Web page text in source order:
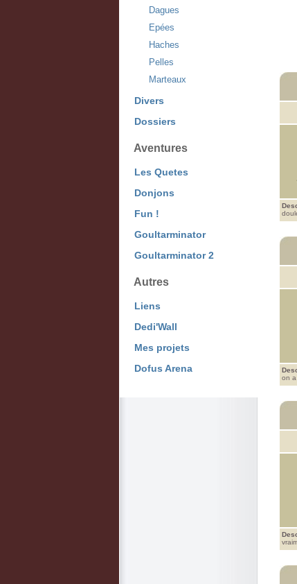
Dagues
Epées
Haches
Pelles
Marteaux
Divers
Dossiers
Aventures
Les Quetes
Donjons
Fun !
Goultarminator
Goultarminator 2
Autres
Liens
Dedi'Wall
Mes projets
Dofus Arena
on a